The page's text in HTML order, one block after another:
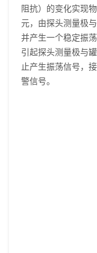
阻抗）的变化实现
元，由探头测量极
并产生一个稳定振
引起探头测量极与
止产生振荡信号，
警信号。